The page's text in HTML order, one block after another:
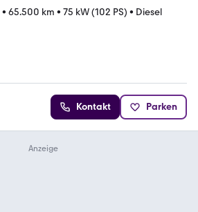
• 65.500 km • 75 kW (102 PS) • Diesel
Kontakt Parken